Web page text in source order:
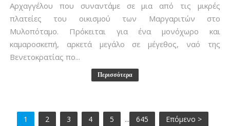
Αρχαγγέλου που συναντάμε σε μια από τις μικρές
πλατείες του οικισμού των Μαργαριτών στο
Μυλοπόταμο. Πρόκειται για ένα μονόχωρο και
καμαροσκεπή, αρκετά μεγάλο σε μέγεθος, ναό της
Βενετοκρατίας πο...
Περισσότερα
1 2 3 4 5 ... 645 Επόμενο >